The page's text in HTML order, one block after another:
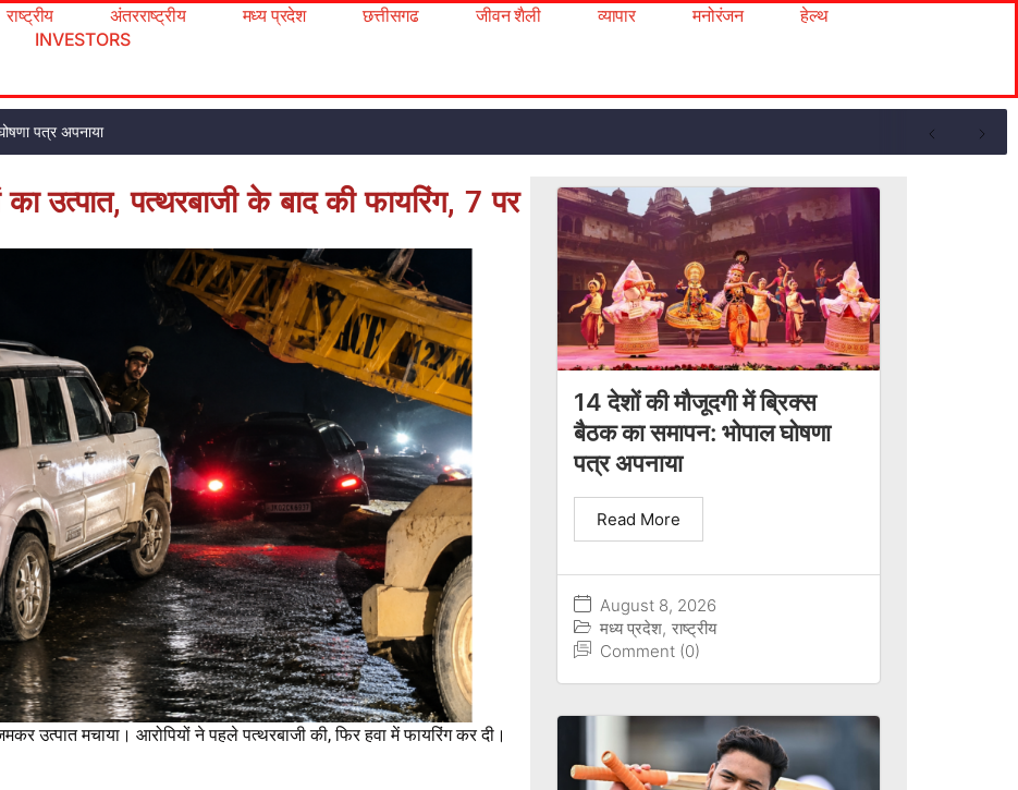
राष्ट्रीय अंतरराष्ट्रीय मध्य प्रदेश छत्तीसगढ जीवन शैली व्यापार मनोरंजन
हेल्थ
INVESTORS
पत्र अपनाया
का उत्पात, पत्थरबाजी के बाद की फायरिंग, 7 पर
उत्पात मचाया। आरोपियों ने पहले पत्थरबाजी की, फिर हवा में फायरिंग कर दी।
14 देशों की मौजूदगी में ब्रिक्स
बैठक का समापन: भोपाल घोषणा
पत्र अपनाया
August 8, 2026
मध्य प्रदेश, राष्ट्रीय
Comment (0)
Read More